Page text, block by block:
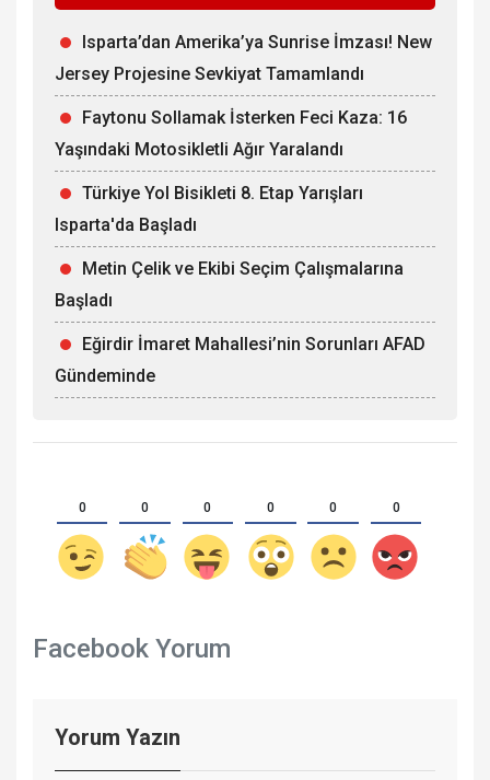
Isparta’dan Amerika’ya Sunrise İmzası! New
Jersey Projesine Sevkiyat Tamamlandı
Faytonu Sollamak İsterken Feci Kaza: 16
Yaşındaki Motosikletli Ağır Yaralandı
Türkiye Yol Bisikleti 8. Etap Yarışları
Isparta'da Başladı
Metin Çelik ve Ekibi Seçim Çalışmalarına
Başladı
Eğirdir İmaret Mahallesi’nin Sorunları AFAD
Gündeminde
0 0 0 0 0 0
Facebook Yorum
Yorum Yazın